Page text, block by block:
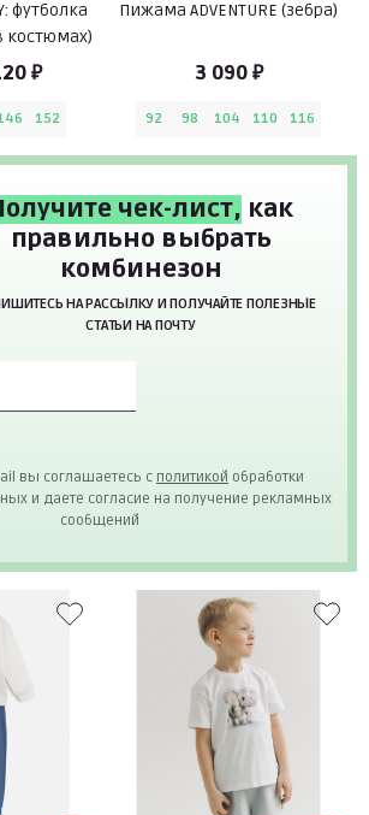
футболка
костюмах)
₽
152
Пижама ADVENTURE (зебра)
3 090 ₽
92 98 104 110 116
чек-лист, как
правильно выбрать
комбинезон
НА РАССЫЛКУ И ПОЛУЧАЙТЕ ПОЛЕЗНЫЕ
СТАТЬИ НА ПОЧТУ
вы соглашаетесь с политикой обработки
и даете согласие на получение рекламных
сообщений